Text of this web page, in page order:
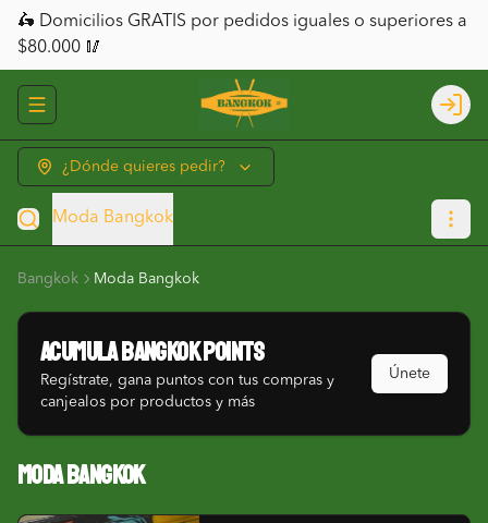
🛵 Domicilios GRATIS por pedidos iguales o superiores a
$80.000 🥢
Abrir menu de navegación
¿Dónde quieres pedir?
Moda Bangkok
Bangkok Moda Bangkok
AcumulaBangkok Points
Regístrate, gana puntos con tus compras y
canjealos por productos y más
Únete
Moda Bangkok